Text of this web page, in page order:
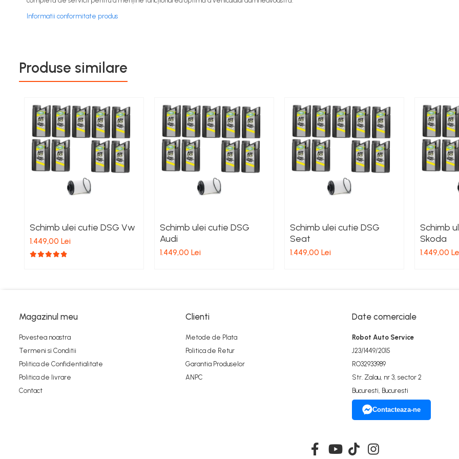
Informatii conformitate produs
Produse similare
Schimb ulei cutie DSG Vw
1.449,00 Lei
Schimb ulei cutie DSG
Audi
1.449,00 Lei
Schimb ulei cutie DSG
Seat
1.449,00 Lei
Schimb
Skoda
1.449,00
Magazinul meu
Povestea noastra
Termeni si Conditii
Politica de Confidentialitate
Politica de livrare
Contact
Clienti
Metode de Plata
Politica de Retur
Garantia Produselor
ANPC
Date comerciale
Robot Auto Service
J23/1449/2015
RO32933989
Str. Zalau, nr 3, sector 2
Bucuresti, Bucuresti
Contacteaza-ne